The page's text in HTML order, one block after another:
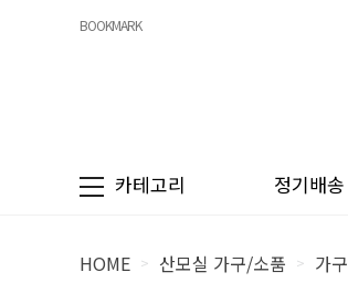
BOOKMARK
카테고리 정기배송
HOME > 산모실 가구/소품 > 가구